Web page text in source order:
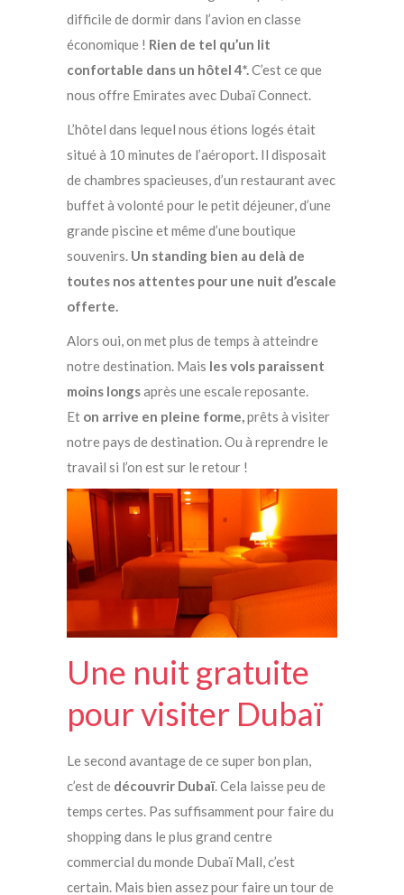
difficile de dormir dans l’avion en classe
économique ! Rien de tel qu’un lit
confortable dans un hôtel 4*.C’est ce que
nous offre Emirates avec Dubaï Connect.
L’hôtel dans lequel nous étions logés était
situé à 10 minutes de l’aéroport. Il disposait
de chambres spacieuses, d’un restaurant avec
buffet à volonté pour le petit déjeuner, d’une
grande piscine et même d’une boutique
souvenirs. Un standing bien au delà de
toutes nos attentes pour une nuit d’escale
offerte.
Alors oui, on met plus de temps à atteindre
notre destination. Mais les vols paraissent
moins longsaprès une escale reposante.
Et on arrive en pleine forme,prêts à visiter
notre pays de destination. Ou à reprendre le
travail si l’on est sur le retour !
Une nuit gratuite
pour visiter Dubaï
Le second avantage de ce super bon plan,
c’est de découvrir Dubaï. Cela laisse peu de
temps certes. Pas suffisamment pour faire du
shopping dans le plus grand centre
commercial du monde Dubaï Mall, c’est
certain. Mais bien assez pour faire un tour de